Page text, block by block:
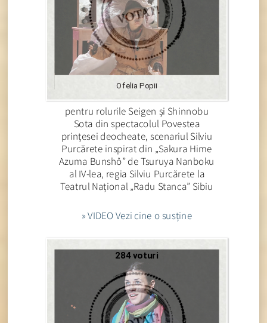
Ofelia Popii
pentru rolurile Seigen și Shinnobu
Sota din spectacolul Povestea
prințesei deocheate, scenariul Silviu
Purcărete inspirat din „Sakura Hime
Azuma Bunshô” de Tsuruya Nanboku
al IV-lea, regia Silviu Purcărete la
Teatrul Național „Radu Stanca” Sibiu
» VIDEO Vezi cine o susține
284 voturi